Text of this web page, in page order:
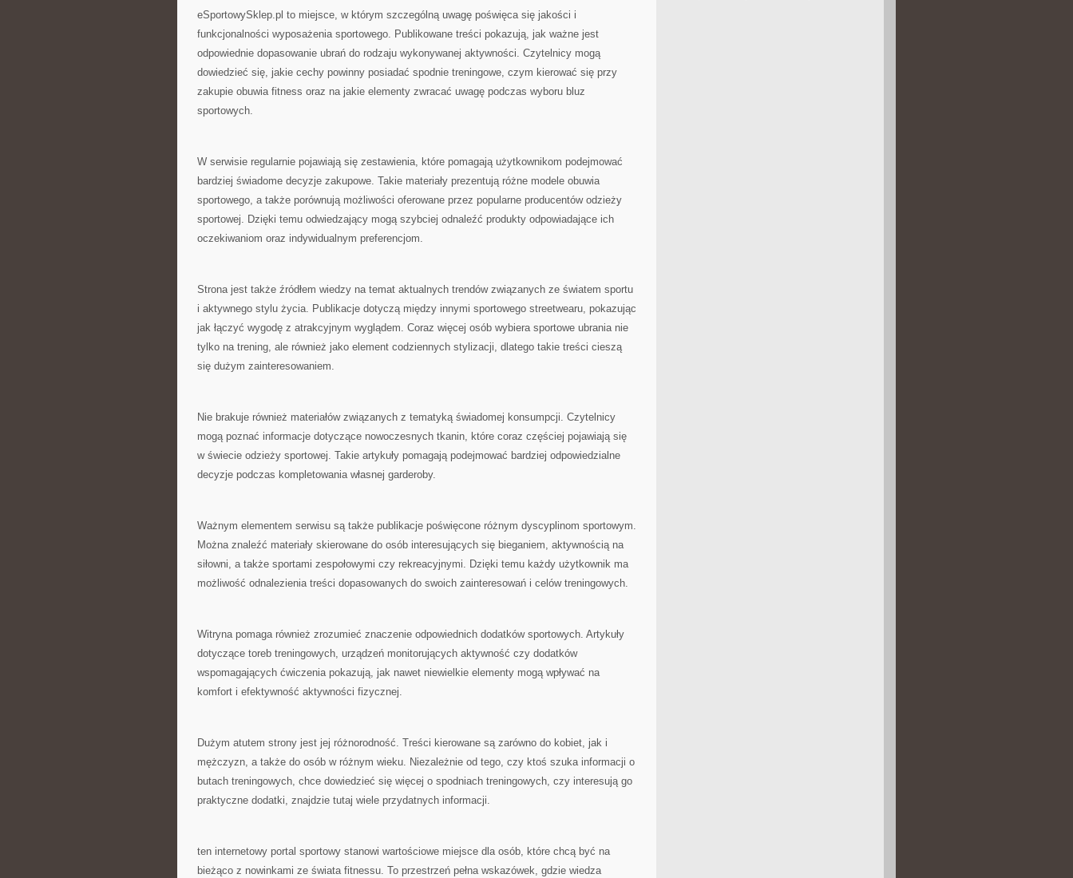
eSportowySklep.pl to miejsce, w którym szczególną uwagę poświęca się jakości i
funkcjonalności wyposażenia sportowego. Publikowane treści pokazują, jak ważne jest
odpowiednie dopasowanie ubrań do rodzaju wykonywanej aktywności. Czytelnicy mogą
dowiedzieć się, jakie cechy powinny posiadać spodnie treningowe, czym kierować się przy
zakupie obuwia fitness oraz na jakie elementy zwracać uwagę podczas wyboru bluz
sportowych.
W serwisie regularnie pojawiają się zestawienia, które pomagają użytkownikom podejmować
bardziej świadome decyzje zakupowe. Takie materiały prezentują różne modele obuwia
sportowego, a także porównują możliwości oferowane przez popularne producentów odzieży
sportowej. Dzięki temu odwiedzający mogą szybciej odnaleźć produkty odpowiadające ich
oczekiwaniom oraz indywidualnym preferencjom.
Strona jest także źródłem wiedzy na temat aktualnych trendów związanych ze światem sportu
i aktywnego stylu życia. Publikacje dotyczą między innymi sportowego streetwearu, pokazując
jak łączyć wygodę z atrakcyjnym wyglądem. Coraz więcej osób wybiera sportowe ubrania nie
tylko na trening, ale również jako element codziennych stylizacji, dlatego takie treści cieszą
się dużym zainteresowaniem.
Nie brakuje również materiałów związanych z tematyką świadomej konsumpcji. Czytelnicy
mogą poznać informacje dotyczące nowoczesnych tkanin, które coraz częściej pojawiają się
w świecie odzieży sportowej. Takie artykuły pomagają podejmować bardziej odpowiedzialne
decyzje podczas kompletowania własnej garderoby.
Ważnym elementem serwisu są także publikacje poświęcone różnym dyscyplinom sportowym.
Można znaleźć materiały skierowane do osób interesujących się bieganiem, aktywnością na
siłowni, a także sportami zespołowymi czy rekreacyjnymi. Dzięki temu każdy użytkownik ma
możliwość odnalezienia treści dopasowanych do swoich zainteresowań i celów treningowych.
Witryna pomaga również zrozumieć znaczenie odpowiednich dodatków sportowych. Artykuły
dotyczące toreb treningowych, urządzeń monitorujących aktywność czy dodatków
wspomagających ćwiczenia pokazują, jak nawet niewielkie elementy mogą wpływać na
komfort i efektywność aktywności fizycznej.
Dużym atutem strony jest jej różnorodność. Treści kierowane są zarówno do kobiet, jak i
mężczyzn, a także do osób w różnym wieku. Niezależnie od tego, czy ktoś szuka informacji o
butach treningowych, chce dowiedzieć się więcej o spodniach treningowych, czy interesują go
praktyczne dodatki, znajdzie tutaj wiele przydatnych informacji.
ten internetowy portal sportowy stanowi wartościowe miejsce dla osób, które chcą być na
bieżąco z nowinkami ze świata fitnessu. To przestrzeń pełna wskazówek, gdzie wiedza